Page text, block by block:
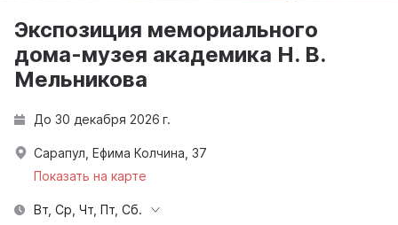
Экспозиция мемориального
дома-музея академика Н. В.
Мельникова
До 30 декабря 2026 г.
Сарапул, Ефима Колчина, 37
Показать на карте
Вт, Ср, Чт, Пт, Сб.